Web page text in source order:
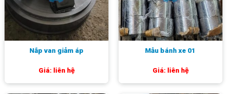
Nắp van giảm áp
Giá: liên hệ
Mẫu bánh xe 01
Giá: liên hệ